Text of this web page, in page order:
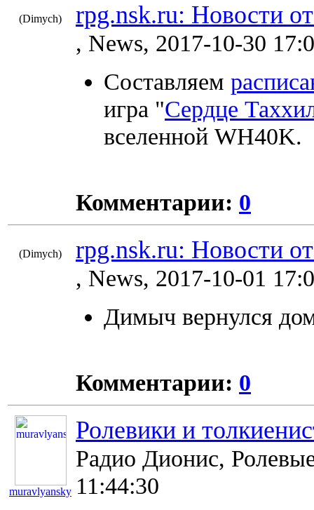
(Dimych) rpg.nsk.ru: Новости
, News, 2017-10-30
Составляем
игра "Сердце
вселенной WH40K.
Комментарии: 0
(Dimych) rpg.nsk.ru: Новости
, News, 2017-10-01
Димыч вернулся
Комментарии: 0
muravlyansky
Ролевики и
Радио Дионис,
11:44:30